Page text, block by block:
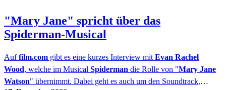
"Mary Jane" spricht über das
Spiderman-Musical
Auffilm.com gibt es eine kurzes Interview mit Evan Rachel
Wood, welche im Musical Spiderman die Rolle von "Mary Jane
Watson" übernimmt. Dabei geht es auch um den Soundtrack,